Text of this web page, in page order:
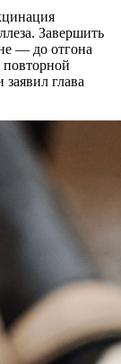
Завершить
— до отгона
повторной
глава